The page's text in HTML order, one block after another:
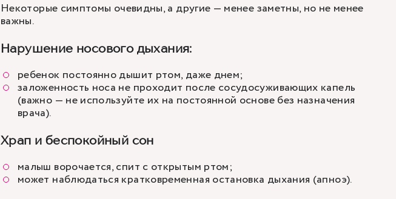
Некоторые симптомы очевидны, а другие — менее заметны, но не менее
важны.
Нарушение носового дыхания:
ребенок постоянно дышит ртом, даже днем;
заложенность носа не проходит после сосудосуживающих капель
(важно — не используйте их на постоянной основе без назначения
врача).
Храп и беспокойный сон
малыш ворочается, спит с открытым ртом;
может наблюдаться кратковременная остановка дыхания (апноэ).